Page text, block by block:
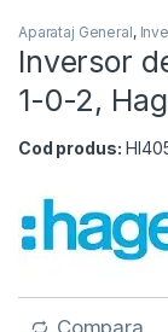
Aparataj General,
Inversor
1-0-2,
Cod produs: